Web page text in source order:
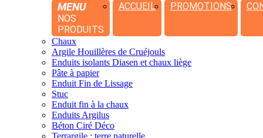
MENU
NOS
PRODUITS
ACCUEIL PROMOTIONS
Chaux
Argile Houillères de Cruéjouls
Enduits isolants Diasen et chaux liège
Pâte à papier
Enduit Fin de Lissage
Stuc
Enduit fin à la chaux
Enduits Argilus
Béton Ciré Déco
Terrargile : terre naturelle